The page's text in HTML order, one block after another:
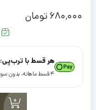
680,000 تومان
هر قسط با ترب‌پی:
۴ قسط ماهانه. بدون سود، چک و ضامن.